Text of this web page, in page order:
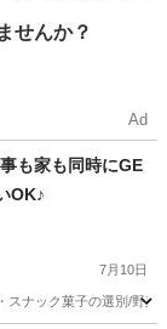
せんか？
Ad
も家も同時にGE
OK♪
7月10日
ナック菓子の選別/野